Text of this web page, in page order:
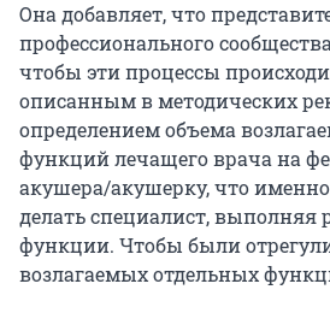
Она добавляет, что
профессионального
чтобы эти процессы
описанным в методических
определением объема
функций лечащего врача на
акушера/акушерку, что
делать специалист,
функции. Чтобы были
возлагаемых отдельных